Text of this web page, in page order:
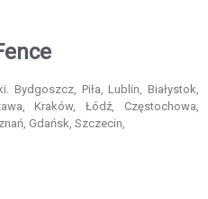
Bydgoszcz, Piła, Lublin, Białystok,
Kraków, Łódź, Częstochowa,
Gdańsk, Szczecin,